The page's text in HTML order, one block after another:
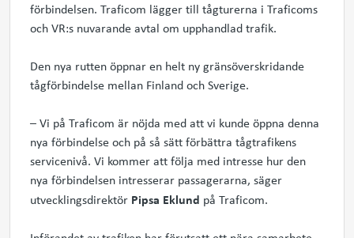
förbindelsen. Traficom lägger till tågturerna i Traficoms
och VR:s nuvarande avtal om upphandlad trafik.
Den nya rutten öppnar en helt ny gränsöverskridande
tågförbindelse mellan Finland och Sverige.
– Vi på Traficom är nöjda med att vi kunde öppna denna
nya förbindelse och på så sätt förbättra tågtrafikens
servicenivå. Vi kommer att följa med intresse hur den
nya förbindelsen intresserar passagerarna, säger
utvecklingsdirektör Pipsa Eklund på Traficom.